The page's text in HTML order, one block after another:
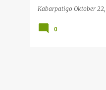
Kabarpatigo Oktober
0